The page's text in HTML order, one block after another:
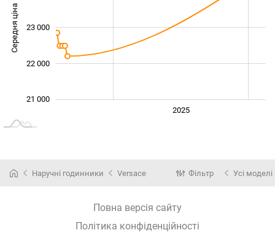
Середня ціна 21 000
21 000
22 000
23 000
2025
Наручні годинники Versace Фільтр Усі моделі
Повна версія сайту
Політика конфіденційності